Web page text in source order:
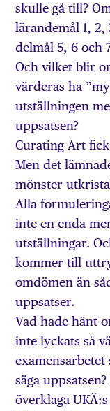
skulle gå till?
lärandemål 1,
delmål 5, 6 och
Och vilket blir
värderas ha
utställningen
uppsatsen?
Curating Art
Men det
mönster
Alla
inte en enda
utställningar.
kommer till
omdömen än
uppsatser.
Vad hade hänt
inte lyckats så
säga
överklaga